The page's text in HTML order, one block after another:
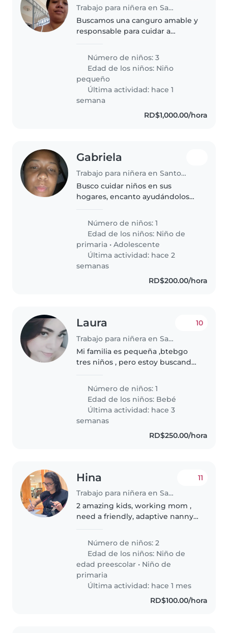
Trabajo para niñera en Santo Domingo (Distrito de Santo Domingo)
Buscamos una canguro amable y
responsable para cuidar a
años en casa. Idealmente alguien
que cocine, ayude con las tareas
y se sienta cómodo con labores..
Número de niños: 3
Edad de los niños: Niño
pequeño
Última actividad: hace 1
semana
RD$1,000.00/hora
Gabriela
Trabajo para niñera en Santo Domingo (Distrito de Santo Domingo)
Busco cuidar niños en sus
hogares, encanto ayudándolos
Con 2 años de experiencia con
preadolescentes y adolescentes.
Estudiante universitaria,
responsable..
Número de niños: 1
Edad de los niños: Niño de
primaria •Adolescente
Última actividad: hace 2
semanas
RD$200.00/hora
Laura
Trabajo para niñera en Santo Domingo (Distrito de Santo Domingo)
10
Mi familia es pequeña ,btebgo
tres niños , pero estoy buscando
Número de niños: 1
Edad de los niños: Bebé
Última actividad: hace 3
semanas
RD$250.00/hora
Hina
Trabajo para niñera en Santo Domingo (Distrito de Santo Domingo)
11
2 amazing kids, working mom ,
need a friendly, adaptive nanny
homework, play based activities
and constructive studies at
home. I need full time live in
nanny..
Número de niños: 2
Edad de los niños: Niño de
edad preescolar • Niño de
primaria
Última actividad: hace 1 mes
RD$100.00/hora